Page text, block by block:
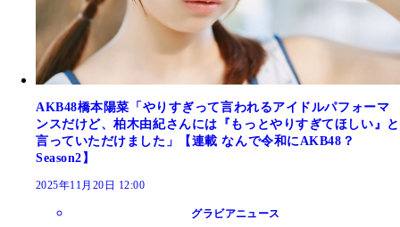
AKB48橋本陽菜「やりすぎって言われるアイドルパフォーマ
ンスだけど、柏木由紀さんには『もっとやりすぎてほしい』と
言っていただけました」【連載 なんで令和にAKB48？
Season2】
2025年11月20日 12:00
グラビアニュース